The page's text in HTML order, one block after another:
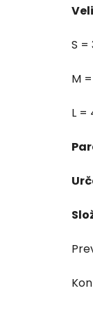
S =
M
L =